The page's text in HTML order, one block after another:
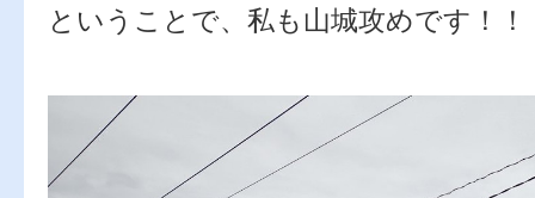
ということで、私も山城攻めです！